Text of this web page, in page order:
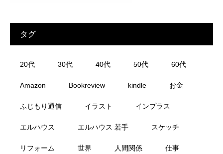
タグ
20代 30代 40代 50代 60代
Amazon Bookreview kindle お金
ふじもり通信 イラスト インプラス
エルハウス エルハウス 若手 スケッチ
リフォーム 世界 人間関係 仕事